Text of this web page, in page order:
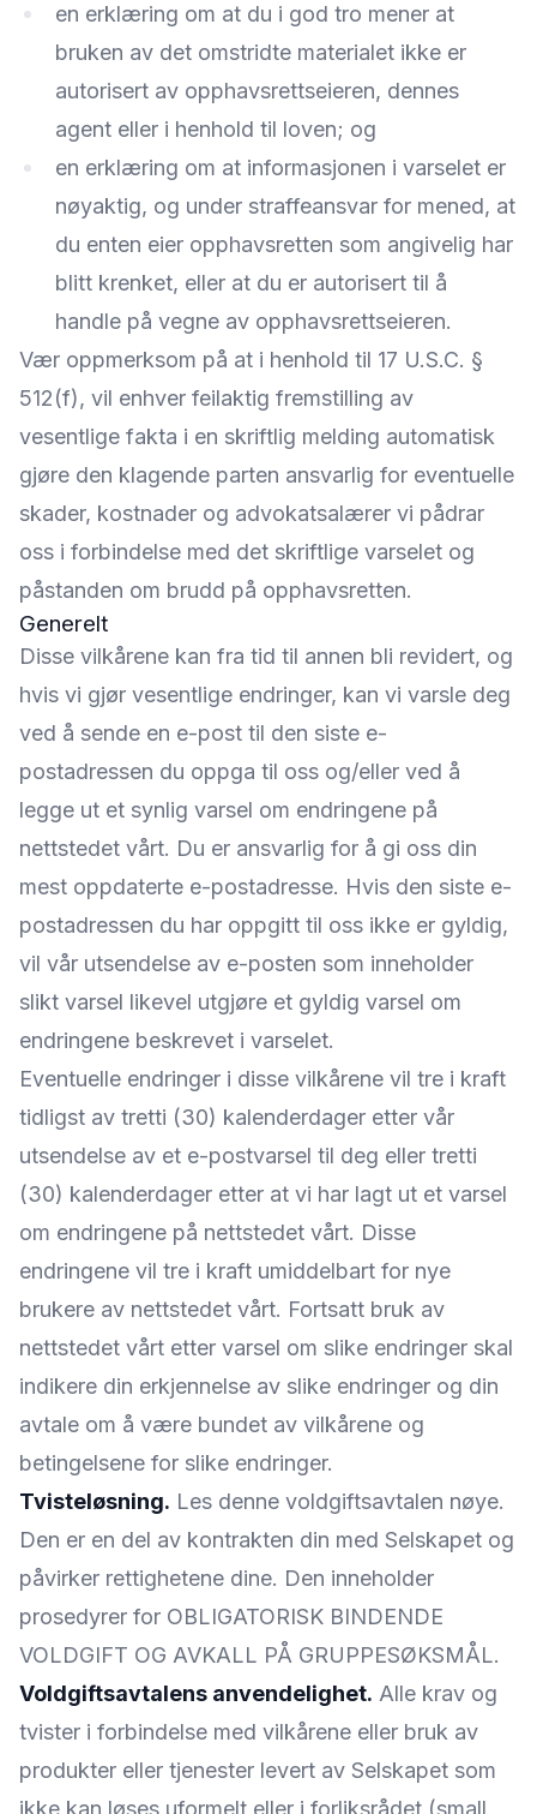
en erklæring om at du i god tro mener at
bruken av det omstridte materialet ikke er
autorisert av opphavsrettseieren, dennes
agent eller i henhold til loven; og
en erklæring om at informasjonen i varselet er
nøyaktig, og under straffeansvar for mened, at
du enten eier opphavsretten som angivelig har
blitt krenket, eller at du er autorisert til å
handle på vegne av opphavsrettseieren.
Vær oppmerksom på at i henhold til 17 U.S.C. §
512(f), vil enhver feilaktig fremstilling av
vesentlige fakta i en skriftlig melding automatisk
gjøre den klagende parten ansvarlig for eventuelle
skader, kostnader og advokatsalærer vi pådrar
oss i forbindelse med det skriftlige varselet og
påstanden om brudd på opphavsretten.
Generelt
Disse vilkårene kan fra tid til annen bli revidert, og
hvis vi gjør vesentlige endringer, kan vi varsle deg
ved å sende en e-post til den siste e-
postadressen du oppga til oss og/eller ved å
legge ut et synlig varsel om endringene på
nettstedet vårt. Du er ansvarlig for å gi oss din
mest oppdaterte e-postadresse. Hvis den siste e-
postadressen du har oppgitt til oss ikke er gyldig,
vil vår utsendelse av e-posten som inneholder
slikt varsel likevel utgjøre et gyldig varsel om
endringene beskrevet i varselet.
Eventuelle endringer i disse vilkårene vil tre i kraft
tidligst av tretti (30) kalenderdager etter vår
utsendelse av et e-postvarsel til deg eller tretti
(30) kalenderdager etter at vi har lagt ut et varsel
om endringene på nettstedet vårt. Disse
endringene vil tre i kraft umiddelbart for nye
brukere av nettstedet vårt. Fortsatt bruk av
nettstedet vårt etter varsel om slike endringer skal
indikere din erkjennelse av slike endringer og din
avtale om å være bundet av vilkårene og
betingelsene for slike endringer.
Tvisteløsning. Les denne voldgiftsavtalen nøye.
Den er en del av kontrakten din med Selskapet og
påvirker rettighetene dine. Den inneholder
prosedyrer for OBLIGATORISK BINDENDE
VOLDGIFT OG AVKALL PÅ GRUPPESØKSMÅL.
Voldgiftsavtalens anvendelighet. Alle krav og
tvister i forbindelse med vilkårene eller bruk av
produkter eller tjenester levert av Selskapet som
ikke kan løses uformelt eller i forliksrådet (small